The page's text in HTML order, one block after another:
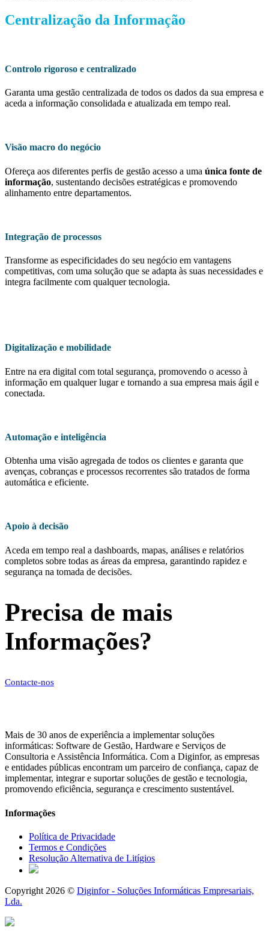
Centralização da Informação
Controlo rigoroso e centralizado
Garanta uma gestão centralizada de todos os dados da sua empresa e
aceda a informação consolidada e atualizada em tempo real.
Visão macro do negócio
Ofereça aos diferentes perfis de gestão acesso a uma única fonte de
informação, sustentando decisões estratégicas e promovendo
alinhamento entre departamentos.
Integração de processos
Transforme as especificidades do seu negócio em vantagens
competitivas, com uma solução que se adapta às suas necessidades e
integra facilmente com qualquer tecnologia.
Digitalização e mobilidade
Entre na era digital com total segurança, promovendo o acesso à
informação em qualquer lugar e tornando a sua empresa mais ágil e
conectada.
Automação e inteligência
Obtenha uma visão agregada de todos os clientes e garanta que
avenças, cobranças e processos recorrentes são tratados de forma
automática e eficiente.
Apoio à decisão
Aceda em tempo real a dashboards, mapas, análises e relatórios
completos sobre todas as áreas da empresa, garantindo rapidez e
segurança na tomada de decisões.
Precisa de mais
Informações?
Contacte-nos
Mais de 30 anos de experiência a implementar soluções
informáticas: Software de Gestão, Hardware e Serviços de
Consultoria e Assistência Informática. Com a Diginfor, as empresas
e entidades públicas encontram um parceiro de confiança, capaz de
implementar, integrar e suportar soluções de gestão e tecnologia,
promovendo eficiência, segurança e crescimento sustentável.
Informações
Política de Privacidade
Termos e Condições
Resolução Alternativa de Litígios
Copyright 2026 © Diginfor - Soluções Informáticas Empresariais,
Lda.